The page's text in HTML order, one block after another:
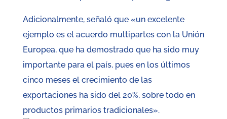
Adicionalmente, señaló que «un excelente
ejemplo es el acuerdo multipartes con la Unión
Europea, que ha demostrado que ha sido muy
importante para el país, pues en los últimos
cinco meses el crecimiento de las
exportaciones ha sido del 20%, sobre todo en
productos primarios tradicionales».